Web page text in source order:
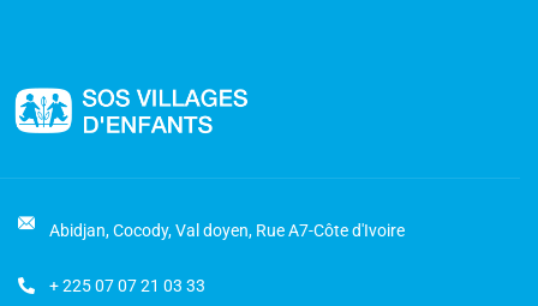
Abidjan, Cocody, Val doyen, Rue A7-Côte d'Ivoire
+ 225 07 07 21 03 33